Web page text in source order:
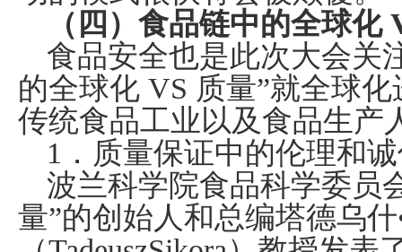
（四）食品链中的全球化
食品安全也是此次大会关
的全球化 VS 质量”就全球
传统食品工业以及食品生产
1 ．质量保证中的伦理和
波兰科学院食品科学委员
量”的创始人和总编塔德乌什